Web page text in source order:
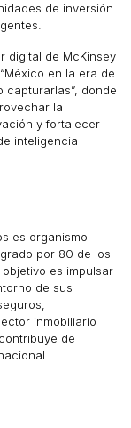
de inversión
digital de McKinsey
en la era de
capturarlas”, donde
la
y fortalecer
inteligencia
es organismo
por 80 de los
es impulsar
de sus
inmobiliario
de